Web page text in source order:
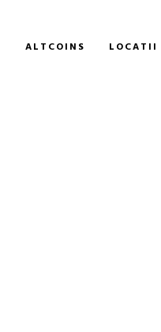
ALTCOINS LOCATII